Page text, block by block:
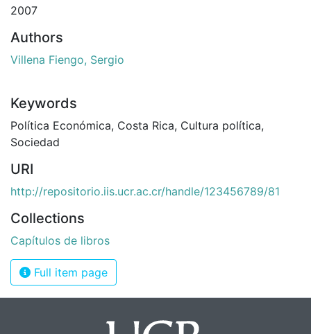
2007
Authors
Villena Fiengo, Sergio
Keywords
Política Económica, Costa Rica, Cultura política,
Sociedad
URI
http://repositorio.iis.ucr.ac.cr/handle/123456789/81
Collections
Capítulos de libros
Full item page